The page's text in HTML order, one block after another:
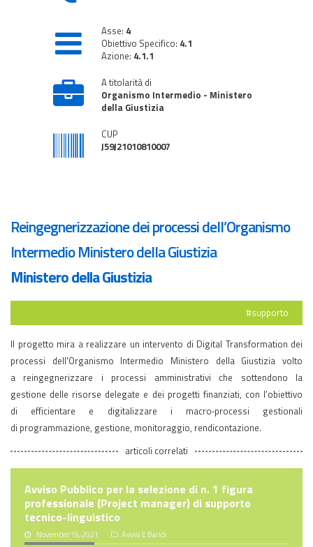
Asse: 4
Obiettivo Specifico: 4.1
Azione: 4.1.1
A titolarità di
Organismo Intermedio - Ministero
della Giustizia
CUP
J59J21010810007
Reingegnerizzazione dei processi dell’Organismo
Intermedio Ministero della Giustizia
Ministero della Giustizia
#supporto
Il progetto mira a realizzare un intervento di Digital Transformation dei
processi dell'Organismo Intermedio Ministero della Giustizia volto
a reingegnerizzare i processi amministrativi che sottendono la
gestione delle risorse delegate e dei progetti finanziati, con l’obiettivo
di efficientare e digitalizzare i macro‐processi gestionali
di programmazione, gestione, monitoraggio, rendicontazione.
articoli correlati
Avviso Pubblico per la selezione di n. 1 figura
professionale (Project manager) di supporto
tecnico-linguistico
Novembre 16, 2021 Avvisi E Bandi